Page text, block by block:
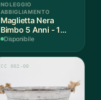
NOLEGGIO
ABBIGLIAMENTO
Maglietta Nera
Bimbo 5 Anni - 1
Pezzo
Disponibile
CC 002-00